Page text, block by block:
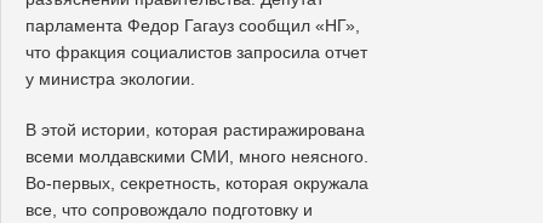
парламента Федор Гагауз сообщил «НГ»,
что фракция социалистов запросила отчет
у министра экологии.
В этой истории, которая растиражирована
всеми молдавскими СМИ, много неясного.
Во-первых, секретность, которая окружала
все, что сопровождало подготовку и